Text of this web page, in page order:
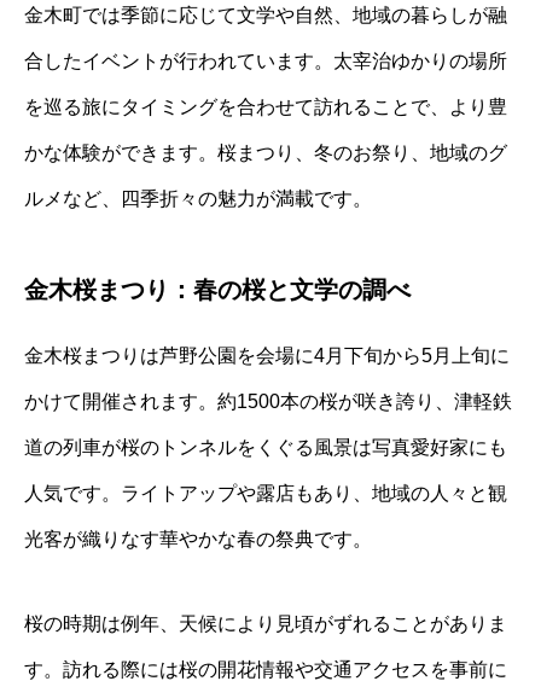
金木町では季節に応じて文学や自然、地域の暮らしが融
合したイベントが行われています。太宰治ゆかりの場所
を巡る旅にタイミングを合わせて訪れることで、より豊
かな体験ができます。桜まつり、冬のお祭り、地域のグ
ルメなど、四季折々の魅力が満載です。
金木桜まつり：春の桜と文学の調べ
金木桜まつりは芦野公園を会場に4月下旬から5月上旬に
かけて開催されます。約1500本の桜が咲き誇り、津軽鉄
道の列車が桜のトンネルをくぐる風景は写真愛好家にも
人気です。ライトアップや露店もあり、地域の人々と観
光客が織りなす華やかな春の祭典です。
桜の時期は例年、天候により見頃がずれることがありま
す。訪れる際には桜の開花情報や交通アクセスを事前に